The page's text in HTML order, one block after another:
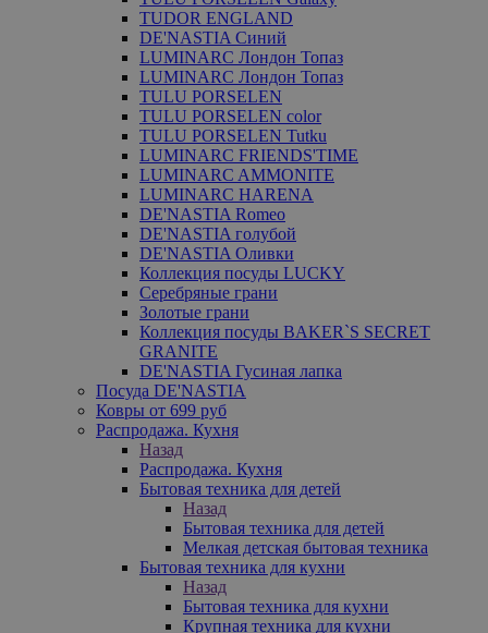
TUDOR ENGLAND
DE'NASTIA Синий
LUMINARC Лондон Топаз
LUMINARC Лондон Топаз
TULU PORSELEN
TULU PORSELEN color
TULU PORSELEN Tutku
LUMINARC FRIENDS'TIME
LUMINARC AMMONITE
LUMINARC HARENA
DE'NASTIA Romeo
DE'NASTIA голубой
DE'NASTIA Оливки
Коллекция посуды LUCKY
Серебряные грани
Золотые грани
Коллекция посуды BAKER`S SECRET
GRANITE
DE'NASTIA Гусиная лапка
Посуда DE'NASTIA
Ковры от 699 руб
Распродажа. Кухня
Назад
Распродажа. Кухня
Бытовая техника для детей
Назад
Бытовая техника для детей
Мелкая детская бытовая техника
Бытовая техника для кухни
Назад
Бытовая техника для кухни
Крупная техника для кухни